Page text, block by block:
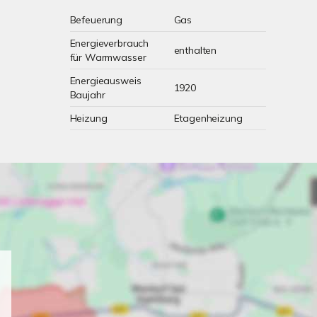
Befeuerung
Gas
Energieverbrauch
für Warmwasser
enthalten
Energieausweis
Baujahr
1920
Heizung Etagenheizung